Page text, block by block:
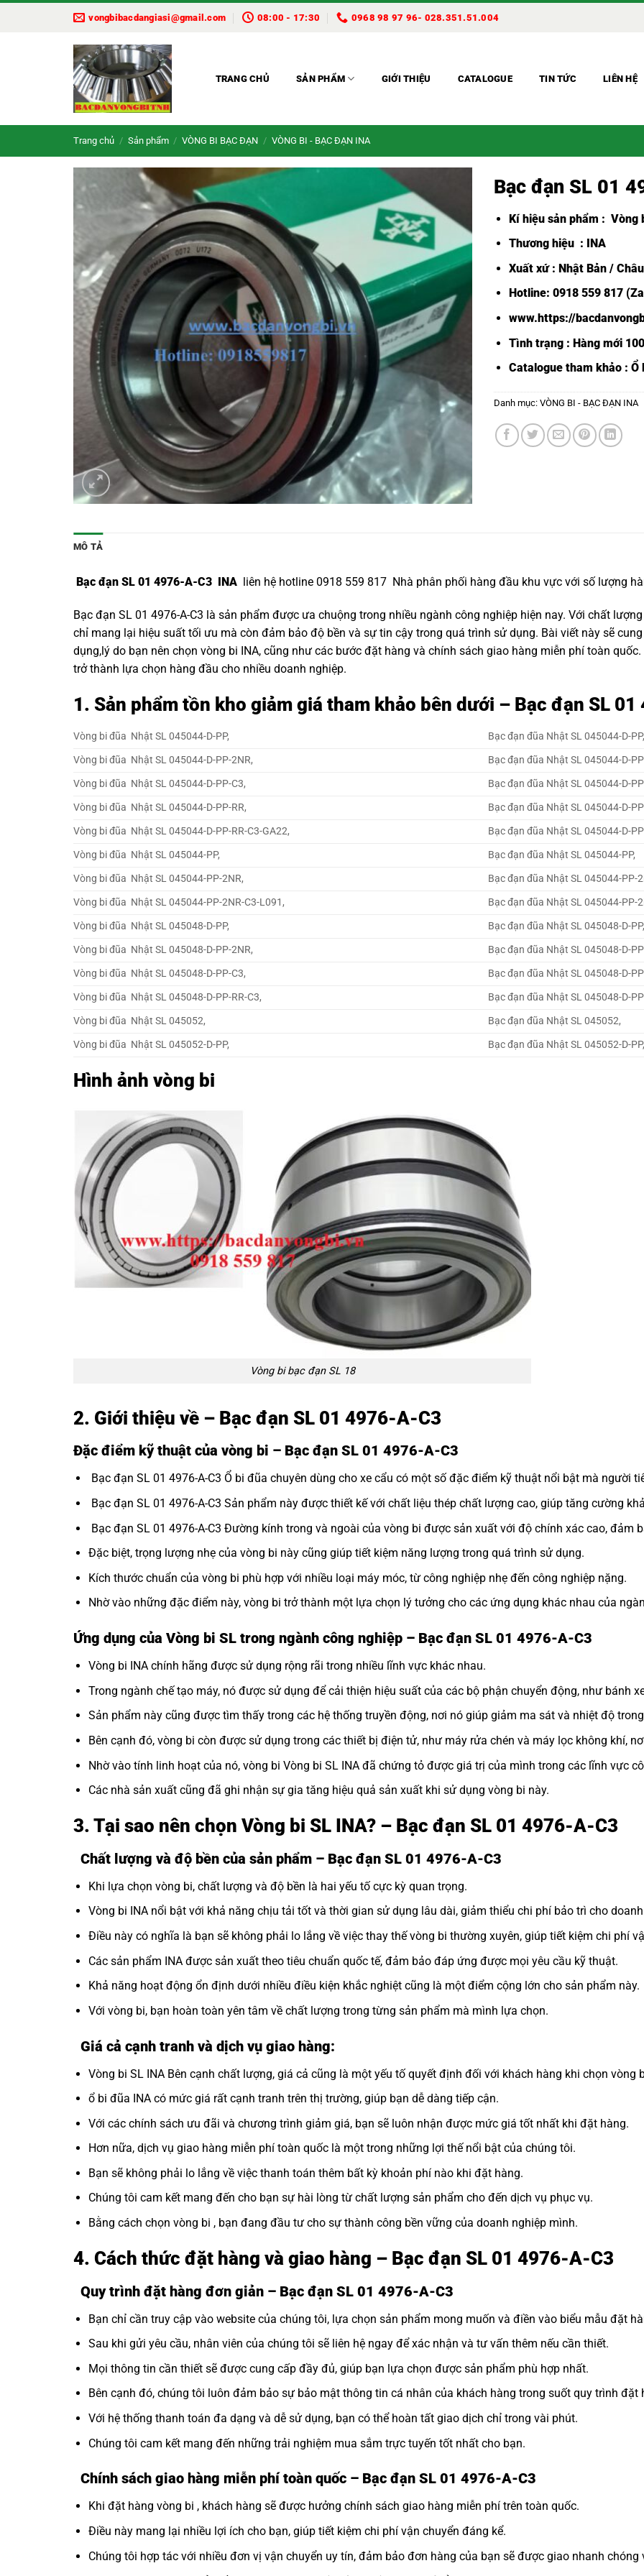
vongbibacdangiasi@gmail.com 08:00 - 17:30 0968 98 97 96- 028.351.51.004
TRANG CHỦ SẢN PHẨM GIỚI THIỆU CATALOGUE TIN TỨC LIÊN HỆ
Trang chủ / Sản phẩm / VÒNG BI BẠC ĐẠN / VÒNG BI - BẠC ĐẠN INA
Bạc đạn SL 01
Kí hiệu sản phẩm : Vòng
Thương hiệu : INA
Xuất xứ : Nhật Bản /
Hotline: 0918 559 817
www.https://
Tình trạng : Hàng mới
Catalogue tham khảo : Ổ
Danh mục: VÒNG BI - BẠC ĐẠN INA
MÔ TẢ
Bạc đạn SL 01 4976-A-C3 INA liên hệ hotline 0918 559 817 Nhà phân phối hàng đầu khu vực với số lượng
Bạc đạn SL 01 4976-A-C3 là sản phẩm được ưa chuộng trong nhiều ngành công nghiệp hiện nay. Với chất
chỉ mang lại hiệu suất tối ưu mà còn đảm bảo độ bền và sự tin cậy trong quá trình sử dụng. Bài viết này sẽ
dụng,lý do bạn nên chọn vòng bi INA, cũng như các bước đặt hàng và chính sách giao hàng miễn phí toàn
trở thành lựa chọn hàng đầu cho nhiều doanh nghiệp.
1. Sản phẩm tồn kho giảm giá tham khảo bên dưới – Bạc đạn SL
Vòng bi đũa Nhật SL 045044-D-PP,
Bạc đạn đũa Nhật SL 045044-D-PP,
Vòng bi đũa Nhật SL 045044-D-PP-2NR,
Bạc đạn đũa Nhật SL 045044-D-
Vòng bi đũa Nhật SL 045044-D-PP-C3,
Bạc đạn đũa Nhật SL 045044-D-
Vòng bi đũa Nhật SL 045044-D-PP-RR,
Bạc đạn đũa Nhật SL 045044-D-
Vòng bi đũa Nhật SL 045044-D-PP-RR-C3-GA22,
Bạc đạn đũa Nhật SL 045044-D-
Vòng bi đũa Nhật SL 045044-PP,
Bạc đạn đũa Nhật SL 045044-PP,
Vòng bi đũa Nhật SL 045044-PP-2NR,
Bạc đạn đũa Nhật SL 045044-PP-
Vòng bi đũa Nhật SL 045044-PP-2NR-C3-L091,
Bạc đạn đũa Nhật SL 045044-PP-
Vòng bi đũa Nhật SL 045048-D-PP,
Bạc đạn đũa Nhật SL 045048-D-PP,
Vòng bi đũa Nhật SL 045048-D-PP-2NR,
Bạc đạn đũa Nhật SL 045048-D-
Vòng bi đũa Nhật SL 045048-D-PP-C3,
Bạc đạn đũa Nhật SL 045048-D-
Vòng bi đũa Nhật SL 045048-D-PP-RR-C3,
Bạc đạn đũa Nhật SL 045048-D-
Vòng bi đũa Nhật SL 045052,
Bạc đạn đũa Nhật SL 045052,
Vòng bi đũa Nhật SL 045052-D-PP,
Bạc đạn đũa Nhật SL 045052-D-PP,
Hình ảnh vòng bi
Vòng bi bạc đạn SL 18
2. Giới thiệu về – Bạc đạn SL 01 4976-A-C3
Đặc điểm kỹ thuật của vòng bi – Bạc đạn SL 01 4976-A-C3
Bạc đạn SL 01 4976-A-C3 Ổ bi đũa chuyên dùng cho xe cẩu có một số đặc điểm kỹ thuật nổi bật mà người
Bạc đạn SL 01 4976-A-C3 Sản phẩm này được thiết kế với chất liệu thép chất lượng cao, giúp tăng cường
Bạc đạn SL 01 4976-A-C3 Đường kính trong và ngoài của vòng bi được sản xuất với độ chính xác cao, đảm
Đặc biệt, trọng lượng nhẹ của vòng bi này cũng giúp tiết kiệm năng lượng trong quá trình sử dụng.
Kích thước chuẩn của vòng bi phù hợp với nhiều loại máy móc, từ công nghiệp nhẹ đến công nghiệp nặng.
Nhờ vào những đặc điểm này, vòng bi trở thành một lựa chọn lý tưởng cho các ứng dụng khác nhau của
Ứng dụng của Vòng bi SL trong ngành công nghiệp – Bạc đạn SL 01 4976-A-C3
Vòng bi INAchính hãng được sử dụng rộng rãi trong nhiều lĩnh vực khác nhau.
Trong ngành chế tạo máy, nó được sử dụng để cải thiện hiệu suất của các bộ phận chuyển động, như bánh
Sản phẩm này cũng được tìm thấy trong các hệ thống truyền động, nơi nó giúp giảm ma sát và nhiệt độ
Bên cạnh đó, vòng bi còn được sử dụng trong các thiết bị điện tử, như máy rửa chén và máy lọc không khí,
Nhờ vào tính linh hoạt của nó, vòng bi Vòng bi SL INA đã chứng tỏ được giá trị của mình trong các lĩnh vực
Các nhà sản xuất cũng đã ghi nhận sự gia tăng hiệu quả sản xuất khi sử dụng vòng bi này.
3. Tại sao nên chọn Vòng bi SL INA? – Bạc đạn SL 01 4976-A-C3
Chất lượng và độ bền của sản phẩm – Bạc đạn SL 01 4976-A-C3
Khi lựa chọn vòng bi, chất lượng và độ bền là hai yếu tố cực kỳ quan trọng.
Vòng bi INA nổi bật với khả năng chịu tải tốt và thời gian sử dụng lâu dài, giảm thiểu chi phí bảo trì cho
Điều này có nghĩa là bạn sẽ không phải lo lắng về việc thay thế vòng bi thường xuyên, giúp tiết kiệm chi phí
Các sản phẩm INA được sản xuất theo tiêu chuẩn quốc tế, đảm bảo đáp ứng được mọi yêu cầu kỹ thuật.
Khả năng hoạt động ổn định dưới nhiều điều kiện khắc nghiệt cũng là một điểm cộng lớn cho sản phẩm này.
Với vòng bi, bạn hoàn toàn yên tâm về chất lượng trong từng sản phẩm mà mình lựa chọn.
Giá cả cạnh tranh và dịch vụ giao hàng:
Vòng bi SL INA Bên cạnh chất lượng, giá cả cũng là một yếu tố quyết định đối với khách hàng khi chọn vòng
ổ bi đũa INA có mức giá rất cạnh tranh trên thị trường, giúp bạn dễ dàng tiếp cận.
Với các chính sách ưu đãi và chương trình giảm giá, bạn sẽ luôn nhận được mức giá tốt nhất khi đặt hàng.
Hơn nữa, dịch vụ giao hàng miễn phí toàn quốc là một trong những lợi thế nổi bật của chúng tôi.
Bạn sẽ không phải lo lắng về việc thanh toán thêm bất kỳ khoản phí nào khi đặt hàng.
Chúng tôi cam kết mang đến cho bạn sự hài lòng từ chất lượng sản phẩm cho đến dịch vụ phục vụ.
Bằng cách chọn vòng bi , bạn đang đầu tư cho sự thành công bền vững của doanh nghiệp mình.
4. Cách thức đặt hàng và giao hàng – Bạc đạn SL 01 4976-A-C3
Quy trình đặt hàng đơn giản – Bạc đạn SL 01 4976-A-C3
Bạn chỉ cần truy cập vào website của chúng tôi, lựa chọn sản phẩm mong muốn và điền vào biểu mẫu đặt
Sau khi gửi yêu cầu, nhân viên của chúng tôi sẽ liên hệ ngay để xác nhận và tư vấn thêm nếu cần thiết.
Mọi thông tin cần thiết sẽ được cung cấp đầy đủ, giúp bạn lựa chọn được sản phẩm phù hợp nhất.
Bên cạnh đó, chúng tôi luôn đảm bảo sự bảo mật thông tin cá nhân của khách hàng trong suốt quy trình đặt
Với hệ thống thanh toán đa dạng và dễ sử dụng, bạn có thể hoàn tất giao dịch chỉ trong vài phút.
Chúng tôi cam kết mang đến những trải nghiệm mua sắm trực tuyến tốt nhất cho bạn.
Chính sách giao hàng miễn phí toàn quốc – Bạc đạn SL 01 4976-A-C3
Khi đặt hàng vòng bi , khách hàng sẽ được hưởng chính sách giao hàng miễn phí trên toàn quốc.
Điều này mang lại nhiều lợi ích cho bạn, giúp tiết kiệm chi phí vận chuyển đáng kể.
Chúng tôi hợp tác với nhiều đơn vị vận chuyển uy tín, đảm bảo đơn hàng của bạn sẽ được giao nhanh chóng